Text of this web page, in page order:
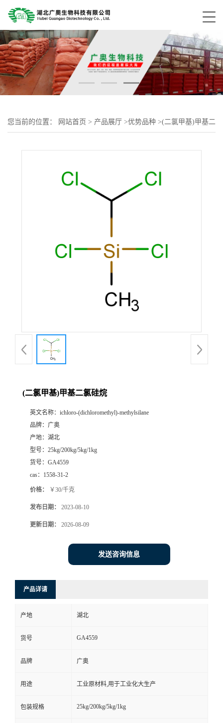
您当前的位置： 网站首页 > 产品展厅 >优势品种 >(二氯甲基)甲基二
(二氯甲基)甲基二氯硅烷
英文名称： ichloro-(dichloromethyl)-methylsilane
品牌： 广奥
产地： 湖北
型号： 25kg/200kg/5kg/1kg
货号： GA4559
cas： 1558-31-2
价格： ￥30/千克
发布日期： 2023-08-10
更新日期： 2026-08-09
发送咨询信息
产品详请
产地 湖北
货号 GA4559
品牌 广奥
用途 工业原材料,用于工业化大生产
包装规格 25kg/200kg/5kg/1kg